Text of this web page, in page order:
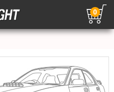
0